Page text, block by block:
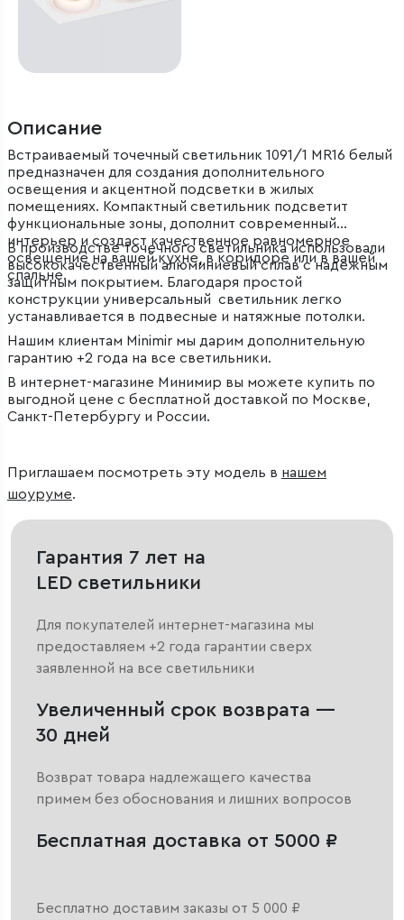
Описание
Встраиваемый точечный светильник 1091/1 MR16 белый
предназначен для создания дополнительного
освещения и акцентной подсветки в жилых
помещениях. Компактный светильник подсветит
функциональные зоны, дополнит современный
интерьер и создаст качественное равномерное
освещение на вашей кухне, в коридоре или в вашей
спальне.
В производстве точечного светильника использовали
высококачественный алюминиевый сплав с надежным
защитным покрытием. Благодаря простой
конструкции универсальный светильник легко
устанавливается в подвесные и натяжные потолки.
Нашим клиентам Minimir мы дарим дополнительную
гарантию +2 года на все светильники.
В интернет-магазине Минимир вы можете купить по
выгодной цене с бесплатной доставкой по Москве,
Санкт-Петербургу и России.
Приглашаем посмотреть эту модель в нашем
шоуруме.
Гарантия 7 лет на
LED светильники
Для покупателей интернет-магазина мы
предоставляем +2 года гарантии сверх
заявленной на все светильники
Увеличенный срок возврата —
30 дней
Возврат товара надлежащего качества
примем без обоснования и лишних вопросов
Бесплатная доставка от 5000 ₽
Бесплатно доставим заказы от 5 000 ₽